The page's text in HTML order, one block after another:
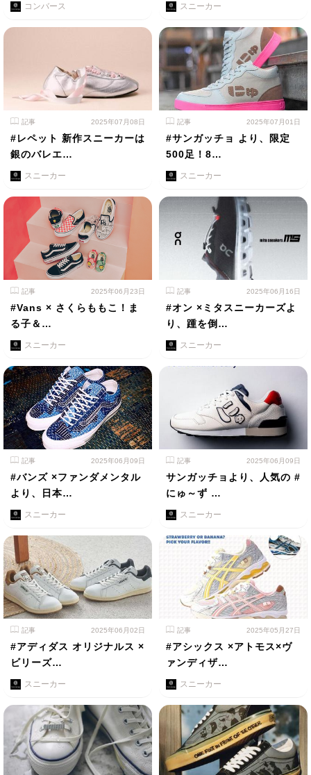
コンバース スニーカー
記事 2025年07月08日
#レペット 新作スニーカーは
銀のバレエ…
スニーカー
記事 2025年07月01日
#サンガッチョ より、限定
500足！8…
スニーカー
記事 2025年06月23日
#Vans × さくらももこ！ま
る子＆…
スニーカー
記事 2025年06月16日
#オン ×ミタスニーカーズよ
り、踵を倒…
スニーカー
記事 2025年06月09日
#バンズ ×ファンダメンタル
より、日本…
スニーカー
記事 2025年06月09日
サンガッチョより、人気の #
にゅ～ず …
スニーカー
記事 2025年06月02日
#アディダス オリジナルス ×
ビリーズ…
スニーカー
記事 2025年05月27日
#アシックス ×アトモス×ヴ
ァンディザ…
スニーカー